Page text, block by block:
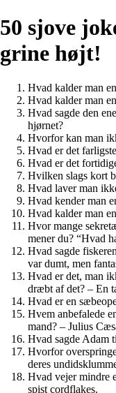
50 sjove
grine højt!
Hvad kalder man
Hvad kalder man
Hvad sagde den
hjørnet?
Hvorfor kan man
Hvad er det
Hvad er det
Hvilken slags kort
Hvad laver man
Hvad kender man
Hvad kalder man
Hvor mange
mener du? “Hvad
Hvad sagde
var dumt, men
Hvad er det, man
dræbt af det? – En
Hvad er en
Hvem anbefalede
mand? – Julius
Hvad sagde Adam
Hvorfor
deres
Hvad vejer mindre
spist cordflakes.